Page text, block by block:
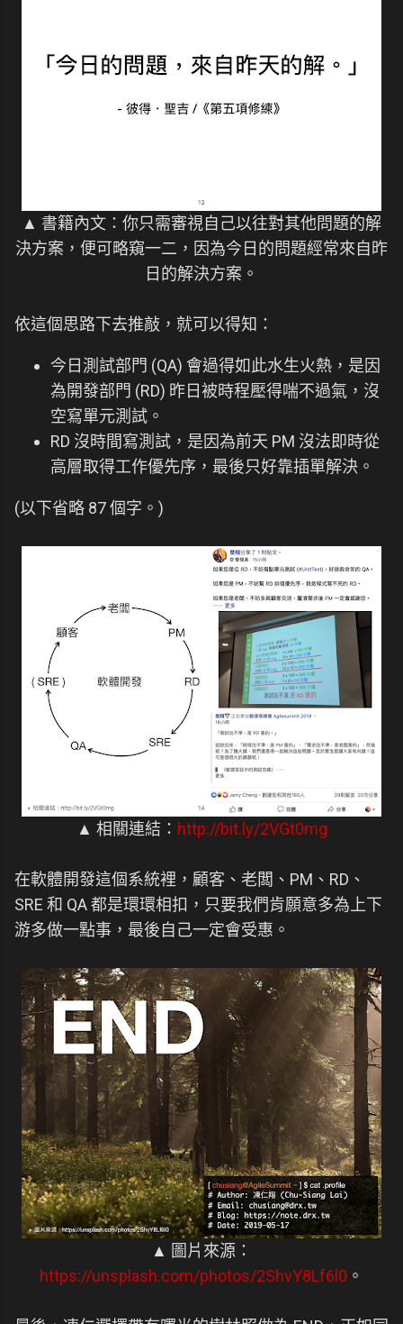
▲ 書籍內文：你只需審視自己以往對其他問題的解
決方案，便可略窺一二，因為今日的問題經常來自昨
日的解決方案。
依這個思路下去推敲，就可以得知：
今日測試部門 (QA) 會過得如此水生火熱，是因
為開發部門 (RD) 昨日被時程壓得喘不過氣，沒
空寫單元測試。
RD 沒時間寫測試，是因為前天 PM 沒法即時從
高層取得工作優先序，最後只好靠插單解決。
(以下省略 87 個字。)
▲ 相關連結： http://bit.ly/2VGt0mg
在軟體開發這個系統裡，顧客、老闆、PM、RD、
SRE 和 QA 都是環環相扣，只要我們肯願意多為上下
游多做一點事，最後自己一定會受惠。
▲ 圖片來源：
https://unsplash.com/photos/2ShvY8Lf6l0 。